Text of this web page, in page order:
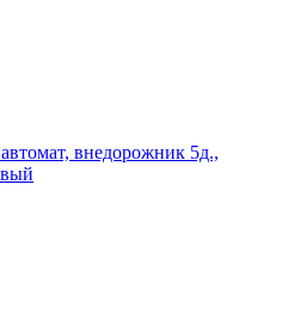
внедорожник 5д.,